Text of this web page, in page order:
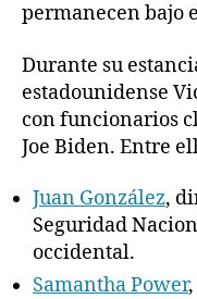
permanecen bajo
Durante su
estadounidense
con funcionarios
Joe Biden. Entre
Juan González,
Seguridad
occidental.
Samantha Power